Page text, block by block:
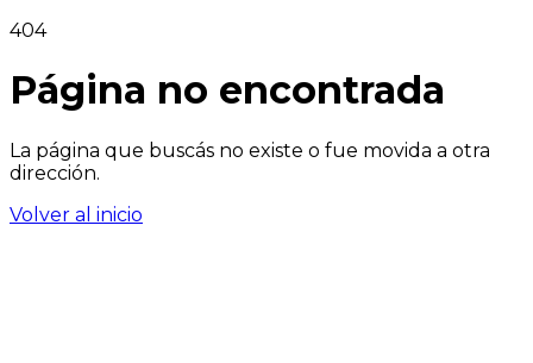
404
Página no encontrada
La página que buscás no existe o fue movida a otra
dirección.
Volver al inicio